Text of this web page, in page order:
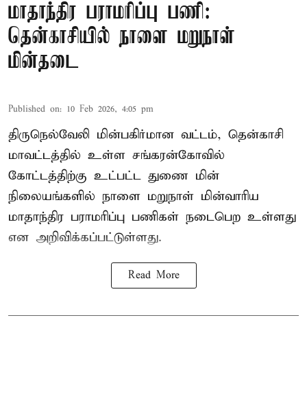
மாதாந்திர பராமரிப்பு பணி:
தென்காசியில் நாளை மறுநாள்
மின்தடை
Published on: 10 Feb 2026, 4:05 pm
திருநெல்வேலி மின்பகிர்மான வட்டம், தென்காசி
மாவட்டத்தில் உள்ள சங்கரன்கோவில்
கோட்டத்திற்கு உட்பட்ட துணை மின்
நிலையங்களில் நாளை மறுநாள் மின்வாரிய
மாதாந்திர பராமரிப்பு பணிகள் நடைபெற உள்ளது
என அறிவிக்கப்பட்டுள்ளது.
Read More